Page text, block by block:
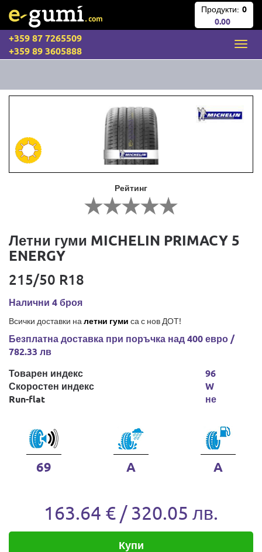
Продукти: 0
0.00
+359 87 7265509
+359 89 3605888
Рейтинг
Летни гуми MICHELIN PRIMACY 5
ENERGY
215/50 R18
Налични 4 броя
Всички доставки на летни гуми са с нов ДОТ!
Безплатна доставка при поръчка над 400 евро /
782.33 лв
Товарен индекс
Скоростен индекс
Run-flat
96
W
не
69 A A
163.64 € / 320.05 лв.
Купи